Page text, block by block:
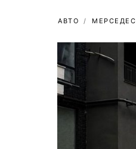
АВТО МЕРСЕДЕС